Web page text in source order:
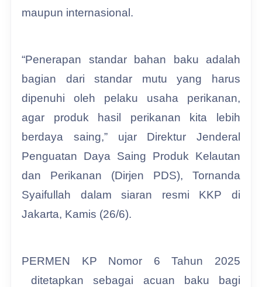
maupun internasional.
“Penerapan standar bahan baku adalah
bagian dari standar mutu yang harus
dipenuhi oleh pelaku usaha perikanan,
agar produk hasil perikanan kita lebih
berdaya saing,” ujar Direktur Jenderal
Penguatan Daya Saing Produk Kelautan
dan Perikanan (Dirjen PDS), Tornanda
Syaifullah dalam siaran resmi KKP di
Jakarta, Kamis (26/6).
PERMEN KP Nomor 6 Tahun 2025
ditetapkan sebagai acuan baku bagi